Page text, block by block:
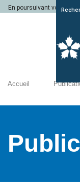
En poursuivant votre
Accueil